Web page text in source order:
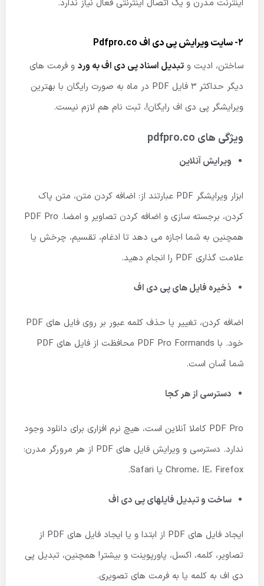
اینترنت مدرن و یک اتصال اینترنتی فعال نیاز ندارد.
2- سایت ویرایش پی دی اف Pdfpro.co
ساختن، ادیت و تبدیل اسناد پی دی اف به ورد و فرمت های
دیگر حداکثر 3 فایل PDF در ماه به صورت رایگان با بهترین
ویرایشگر پی دی اف رایگان!، ثبت نام هم لازم نیست.
ویژگی های pdfpro.co
ویرایش آنلاین
ابزار ویرایشگر PDF عبارتند از: اضافه کردن متن، متن پاک
کردن، برجسته سازی و اضافه کردن تصاویر و امضا. PDF Pro
همچنین به شما اجازه می دهد تا ادغام، تقسیم، چرخش یا
علامت گذاری PDF را انجام دهید.
ذخیره فایل های پی دی اف
اضافه کردن، تغییر یا حذف کلمه عبور بر روی فایل های PDF
خود. با PDF Pro Formands محافظت از فایل های PDF
شما آسان است.
دسترسی از هر کجا
PDF Pro کاملا آنلاین است، هیچ نرم افزاری برای دانلود وجود
ندارد. دسترسی و ویرایش فایل های PDF از هر مرورگر مدرن:
Chrome، IE، Firefox یا Safari.
ساخت و تبدیل فایلهای پی دی اف
ایجاد فایل های PDF از ابتدا و یا ایجاد فایل های PDF از
تصاویر، کلمه، اکسل، پاورپوینت و بیشتر! همچنین، تبدیل پی
دی اف به کلمه یا به فرمت های تصویری.